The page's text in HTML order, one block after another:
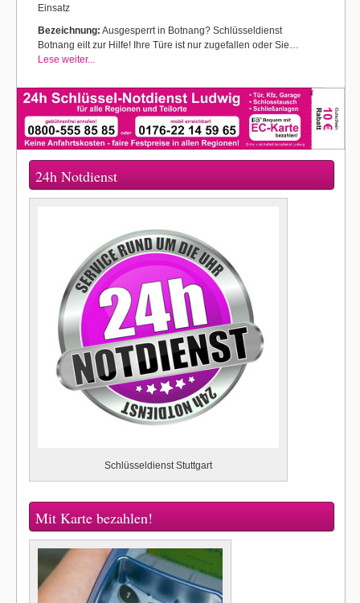
Einsatz
Bezeichnung: Ausgesperrt in Botnang? Schlüsseldienst
Botnang eilt zur Hilfe! Ihre Türe ist nur zugefallen oder Sie…
Lese weiter...
24h Notdienst
Schlüsseldienst Stuttgart
Mit Karte bezahlen!